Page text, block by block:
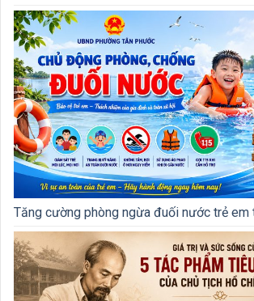
Tăng cường phòng ngừa đuối nước trẻ em